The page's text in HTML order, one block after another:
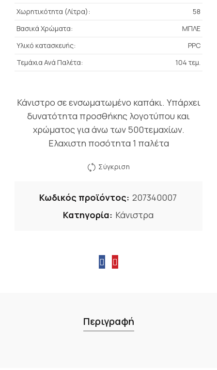
Χωρητικότητα (Λίτρα):
58
Βασικά Χρώματα:
ΜΠΛΕ
Υλικό κατασκευής:
PPC
Τεμάχια Ανά Παλέτα:
104 τεμ.
Κάνιστρο σε ενσωματωμένο καπάκι. Υπάρχει
δυνατότητα προσθήκης λογοτύπου και
χρώματος για άνω των 500τεμαχίων.
Ελαχιστη ποσότητα 1 παλέτα
Σύγκριση
Κωδικός προϊόντος: 207340007
Κατηγορία: Κάνιστρα
Περιγραφή